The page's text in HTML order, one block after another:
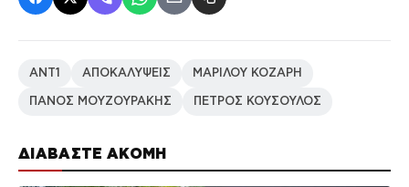
ΔΙΑΒΑΣΤΕ ΑΚΟΜΗ
ΑΝΤ1 ΑΠΟΚΑΛΥΨΕΙΣ ΜΑΡΙΛΟΥ ΚΟΖΑΡΗ
ΠΑΝΟΣ ΜΟΥΖΟΥΡΑΚΗΣ ΠΕΤΡΟΣ ΚΟΥΣΟΥΛΟΣ